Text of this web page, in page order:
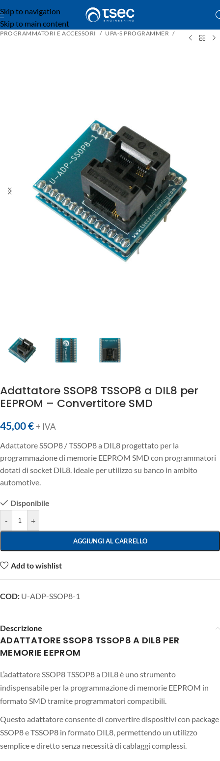
Skip to navigation
Skip to main content
PROGRAMMATORI E ACCESSORI UPA-S PROGRAMMER
Adattatore SSOP8 TSSOP8 a DIL8 per
EEPROM – Convertitore SMD
45,00€ + IVA
Adattatore SSOP8 / TSSOP8 a DIL8 progettato per la
programmazione di memorie EEPROM SMD con programmatori
dotati di socket DIL8. Ideale per utilizzo su banco in ambito
automotive.
Disponibile
-
+
AGGIUNGI AL CARRELLO
Add to wishlist
COD: U-ADP-SSOP8-1
Descrizione
ADATTATORE SSOP8 TSSOP8 A DIL8 PER
MEMORIE EEPROM
L’adattatore SSOP8 TSSOP8 a DIL8 è uno strumento
indispensabile per la programmazione di memorie EEPROM in
formato SMD tramite programmatori compatibili.
Questo adattatore consente di convertire dispositivi con package
SSOP8 e TSSOP8 in formato DIL8, permettendo un utilizzo
semplice e diretto senza necessità di cablaggi complessi.